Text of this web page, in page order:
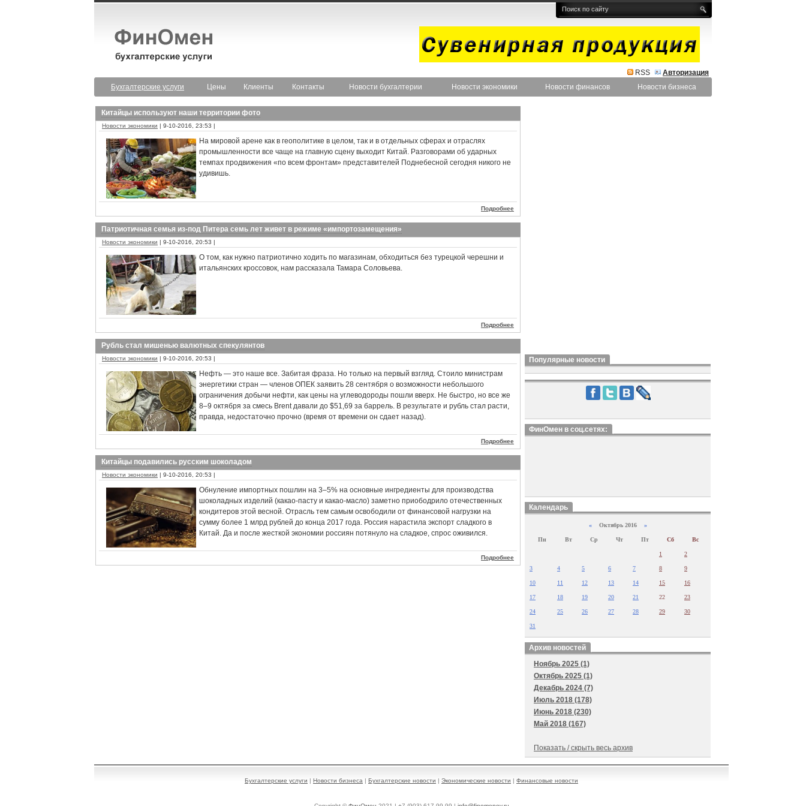
RSS
Авторизация
Бухгалтерские услуги
Цены Клиенты Контакты Новости бухгалтерии Новости экономики Новости финансов Новости бизнеса
Китайцы используют наши территории фото
Новости экономики | 9-10-2016, 23:53 |
На мировой арене как в геополитике в целом, так и в отдельных сферах и отраслях
промышленности все чаще на главную сцену выходит Китай. Разговорами об ударных
темпах продвижения «по всем фронтам» представителей Поднебесной сегодня никого не
удивишь.
Подробнее
Патриотичная семья из-под Питера семь лет живет в режиме «импортозамещения»
Новости экономики | 9-10-2016, 20:53 |
О том, как нужно патриотично ходить по магазинам, обходиться без турецкой черешни и
итальянских кроссовок, нам рассказала Тамара Соловьева.
Подробнее
Рубль стал мишенью валютных спекулянтов
Новости экономики | 9-10-2016, 20:53 |
Нефть — это наше все. Забитая фраза. Но только на первый взгляд. Стоило министрам
энергетики стран — членов ОПЕК заявить 28 сентября о возможности небольшого
ограничения добычи нефти, как цены на углеводороды пошли вверх. Не быстро, но все же
8–9 октября за смесь Brent давали до $51,69 за баррель. В результате и рубль стал расти,
правда, недостаточно прочно (время от времени он сдает назад).
Подробнее
Китайцы подавились русским шоколадом
Новости экономики | 9-10-2016, 20:53 |
Обнуление импортных пошлин на 3–5% на основные ингредиенты для производства
шоколадных изделий (какао-пасту и какао-масло) заметно приободрило отечественных
кондитеров этой весной. Отрасль тем самым освободили от финансовой нагрузки на
сумму более 1 млрд рублей до конца 2017 года. Россия нарастила экспорт сладкого в
Китай. Да и после жесткой экономии россиян потянуло на сладкое, спрос оживился.
Подробнее
Популярные новости
ФинОмен в соц.сетях:
Календарь
«Октябрь 2016 »
Пн Вт Ср Чт Пт Сб Вс
1 2
3 4 5 6 7 8 9
10 11 12 13 14 15 16
17 18 19 20 21 22 23
24 25 26 27 28 29 30
31
Архив новостей
Ноябрь 2025 (1)
Октябрь 2025 (1)
Декабрь 2024 (7)
Июль 2018 (178)
Июнь 2018 (230)
Май 2018 (167)
Показать / скрыть весь архив
Бухгалтерские услуги | Новости бизнеса | Бухгалтерские новости | Экономические новости | Финансовые новости